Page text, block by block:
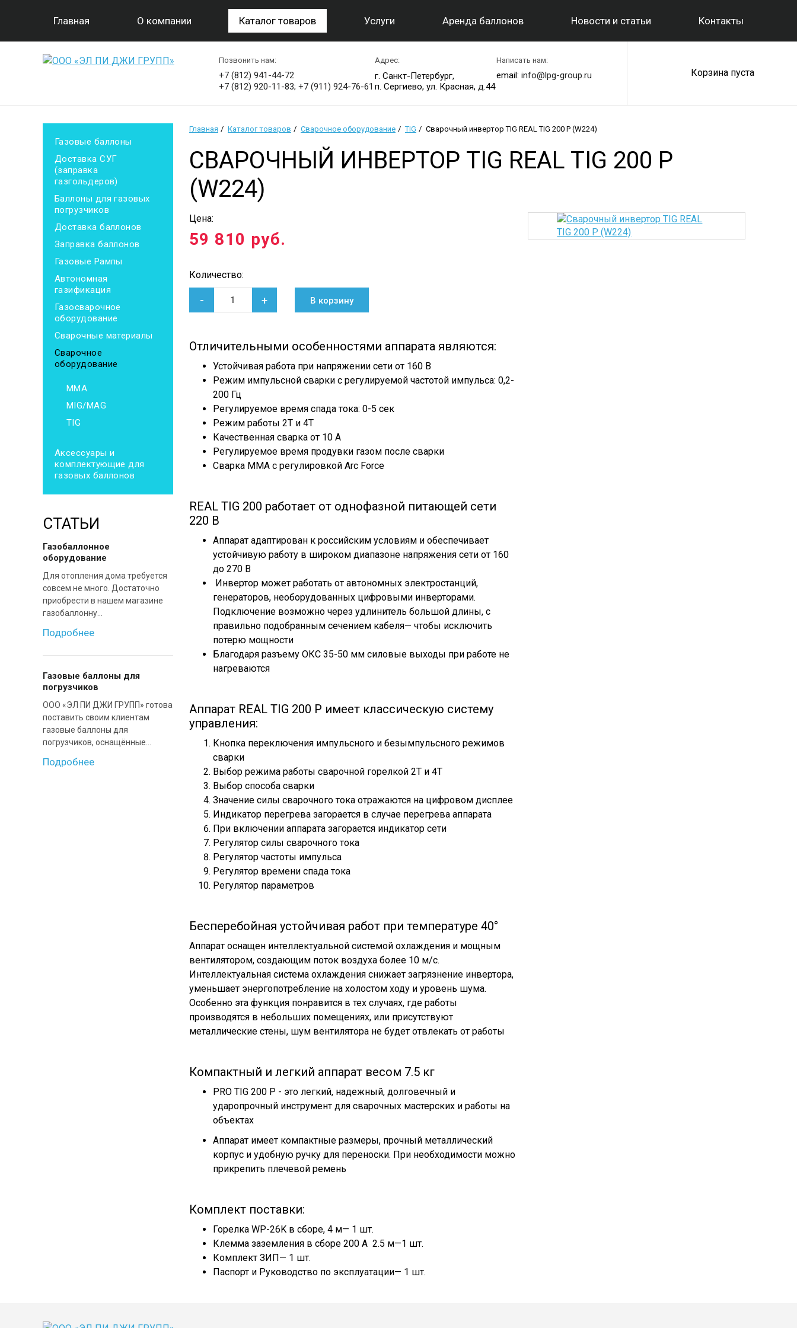
Главная О компании Каталог товаров Услуги Аренда баллонов Новости и статьи Контакты
Корзина пуста
Позвонить нам:
+7 (812) 941-44-72
+7 (812) 920-11-83; +7 (911) 924-76-61
Адрес:
г. Санкт-Петербург,
п. Сергиево, ул. Красная, д.44
Написать нам:
email: info@lpg-group.ru
Газовые баллоны
Доставка СУГ
(заправка
газгольдеров)
Баллоны для газовых
погрузчиков
Доставка баллонов
Заправка баллонов
Газовые Рампы
Автономная
газификация
Газосварочное
оборудование
Сварочные материалы
Сварочное
оборудование
MMA
MIG/MAG
TIG
Аксессуары и
комплектующие для
газовых баллонов
СТАТЬИ
Газобаллонное
оборудование
Для отопления дома требуется
совсем не много. Достаточно
приобрести в нашем магазине
газобаллонну...
Подробнее
Газовые баллоны для
погрузчиков
ООО «ЭЛ ПИ ДЖИ ГРУПП» готова
поставить своим клиентам
газовые баллоны для
погрузчиков, оснащённые...
Подробнее
Главная Каталог товаров Сварочное оборудование TIG Сварочный инвертор TIG REAL TIG 200 P (W224)
СВАРОЧНЫЙ ИНВЕРТОР TIG REAL TIG 200 P
(W224)
Цена:
59 810 руб.
Количество:
- + В корзину
Отличительными особенностями аппарата являются:
Устойчивая работа при напряжении сети от 160 В
Режим импульсной сварки с регулируемой частотой импульса: 0,2-
200 Гц
Регулируемое время спада тока: 0-5 сек
Режим работы 2T и 4T
Качественная сварка от 10 А
Регулируемое время продувки газом после сварки
Сварка ММА с регулировкой Arc Force
REAL TIG 200 работает от однофазной питающей сети
220 В
Аппарат адаптирован к российским условиям и обеспечивает
устойчивую работу в широком диапазоне напряжения сети от 160
до 270 В
Инвертор может работать от автономных электростанций,
генераторов, необорудованных цифровыми инверторами.
Подключение возможно через удлинитель большой длины, с
правильно подобранным сечением кабеля— чтобы исключить
потерю мощности
Благодаря разъему ОКС 35-50 мм силовые выходы при работе не
нагреваются
Аппарат REAL TIG 200 P имеет классическую систему
управления:
Кнопка переключения импульсного и безымпульсного режимов
сварки
Выбор режима работы сварочной горелкой 2Т и 4Т
Выбор способа сварки
Значение силы сварочного тока отражаются на цифровом дисплее
Индикатор перегрева загорается в случае перегрева аппарата
При включении аппарата загорается индикатор сети
Регулятор силы сварочного тока
Регулятор частоты импульса
Регулятор времени спада тока
Регулятор параметров
Бесперебойная устойчивая работ при температуре 40°
Аппарат оснащен интеллектуальной системой охлаждения и мощным
вентилятором, создающим поток воздуха более 10 м/с.
Интеллектуальная система охлаждения снижает загрязнение инвертора,
уменьшает энергопотребление на холостом ходу и уровень шума.
Особенно эта функция понравится в тех случаях, где работы
производятся в небольших помещениях, или присутствуют
металлические стены, шум вентилятора не будет отвлекать от работы
Компактный и легкий аппарат весом 7.5 кг
PRO TIG 200 P - это легкий, надежный, долговечный и
ударопрочный инструмент для сварочных мастерских и работы на
объектах
Аппарат имеет компактные размеры, прочный металлический
корпус и удобную ручку для переноски. При необходимости можно
прикрепить плечевой ремень
Комплект поставки:
Горелка WP-26K в сборе, 4 м— 1 шт.
Клемма заземления в сборе 200 А 2.5 м—1 шт.
Комплект ЗИП— 1 шт.
Паспорт и Руководство по эксплуатации— 1 шт.